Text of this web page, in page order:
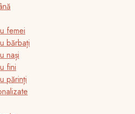
femei
bărbați
nași
fini
părinți